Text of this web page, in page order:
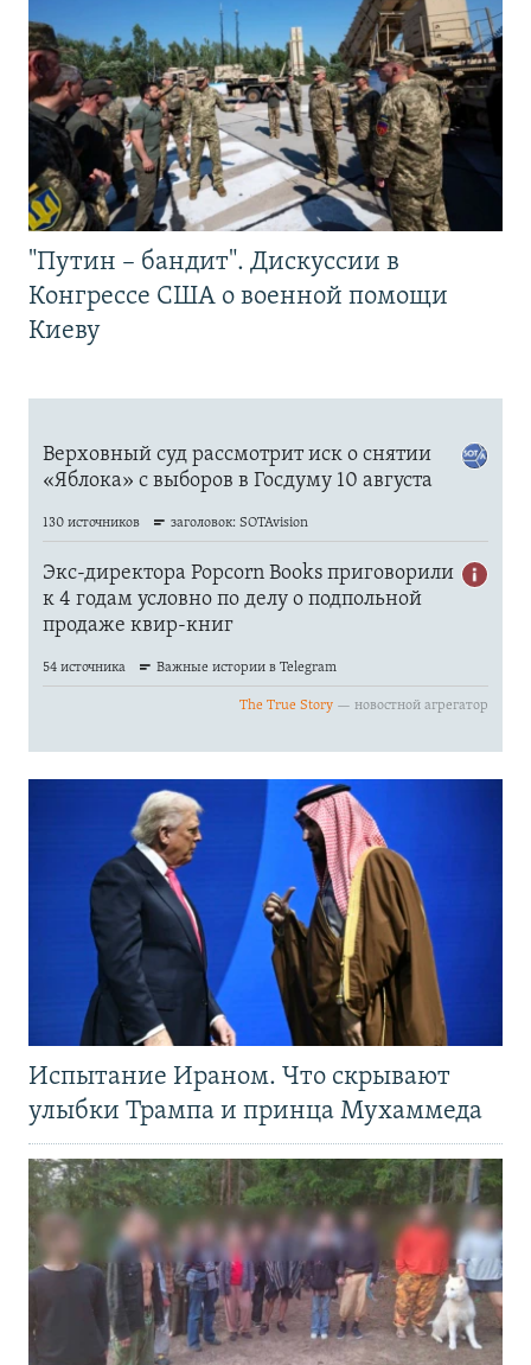
"Путин – бандит". Дискуссии в
Конгрессе США о военной помощи
Киеву
Испытание Ираном. Что скрывают
улыбки Трампа и принца Мухаммеда